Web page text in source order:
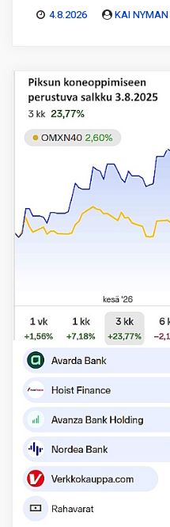
4.8.2026 KAI NYMAN